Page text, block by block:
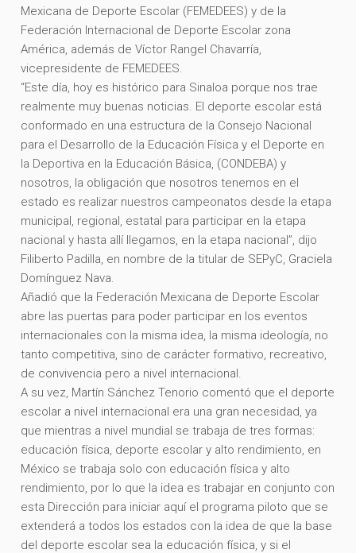
Mexicana de Deporte Escolar (FEMEDEES) y de la
Federación Internacional de Deporte Escolar zona
América, además de Víctor Rangel Chavarría,
vicepresidente de FEMEDEES.
“Este día, hoy es histórico para Sinaloa porque nos trae
realmente muy buenas noticias. El deporte escolar está
conformado en una estructura de la Consejo Nacional
para el Desarrollo de la Educación Física y el Deporte en
la Deportiva en la Educación Básica, (CONDEBA) y
nosotros, la obligación que nosotros tenemos en el
estado es realizar nuestros campeonatos desde la etapa
municipal, regional, estatal para participar en la etapa
nacional y hasta allí llegamos, en la etapa nacional”, dijo
Filiberto Padilla, en nombre de la titular de SEPyC, Graciela
Domínguez Nava.
Añadió que la Federación Mexicana de Deporte Escolar
abre las puertas para poder participar en los eventos
internacionales con la misma idea, la misma ideología, no
tanto competitiva, sino de carácter formativo, recreativo,
de convivencia pero a nivel internacional.
A su vez, Martín Sánchez Tenorio comentó que el deporte
escolar a nivel internacional era una gran necesidad, ya
que mientras a nivel mundial se trabaja de tres formas:
educación física, deporte escolar y alto rendimiento, en
México se trabaja solo con educación física y alto
rendimiento, por lo que la idea es trabajar en conjunto con
esta Dirección para iniciar aquí el programa piloto que se
extenderá a todos los estados con la idea de que la base
del deporte escolar sea la educación física, y si el